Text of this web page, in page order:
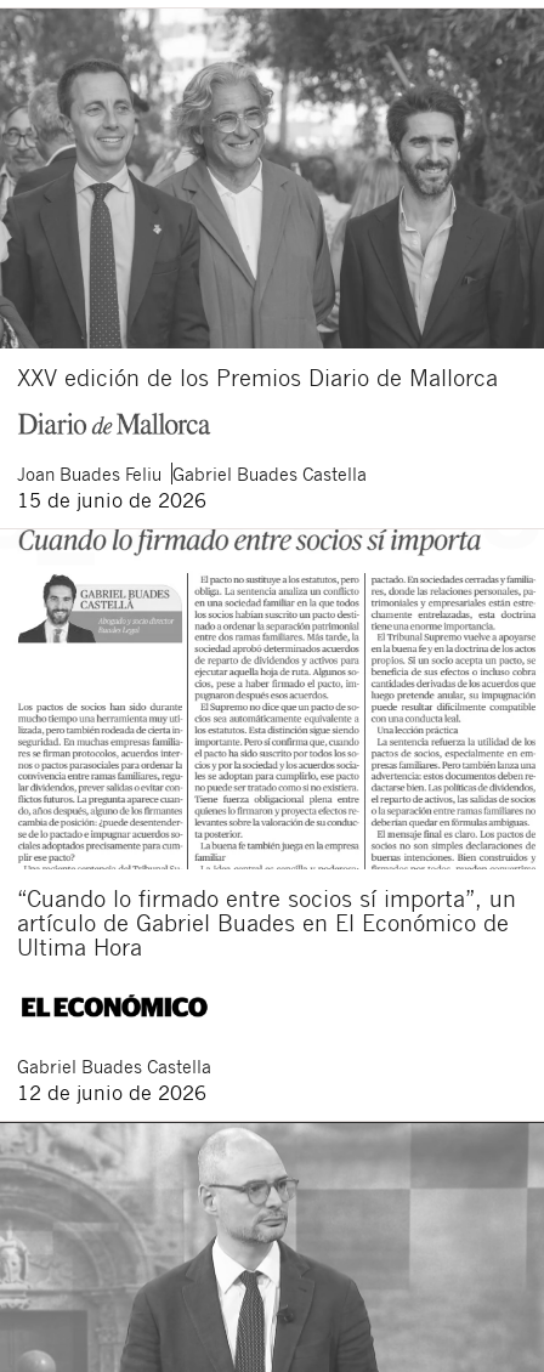
XXV edición de los Premios Diario de Mallorca
Joan Buades Feliu Gabriel Buades Castella
15 de junio de 2026
“Cuando lo firmado entre socios sí importa”, un
artículo de Gabriel Buades en El Económico de
Ultima Hora
Gabriel Buades Castella
12 de junio de 2026
Cerrar